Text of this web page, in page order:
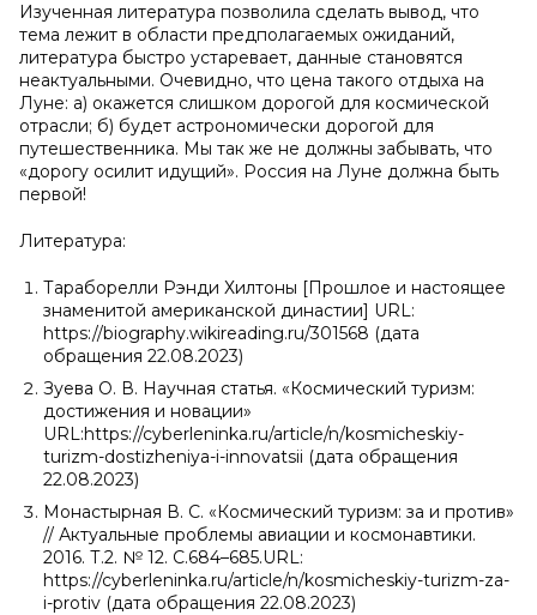
Изученная литература позволила сделать вывод, что
тема лежит в области предполагаемых ожиданий,
литература быстро устаревает, данные становятся
неактуальными. Очевидно, что цена такого отдыха на
Луне: а) окажется слишком дорогой для космической
отрасли; б) будет астрономически дорогой для
путешественника. Мы так же не должны забывать, что
«дорогу осилит идущий». Россия на Луне должна быть
первой!
Литература:
Тараборелли Рэнди Хилтоны [Прошлое и настоящее
знаменитой американской династии] URL:
https://biography.wikireading.ru/301568 (дата
обращения 22.08.2023)
Зуева О. В. Научная статья. «Космический туризм:
достижения и новации»
URL:https://cyberleninka.ru/article/n/kosmicheskiy-
turizm-dostizheniya-i-innovatsii (дата обращения
22.08.2023)
Монастырная В. С. «Космический туризм: за и против»
// Актуальные проблемы авиации и космонавтики.
2016. Т.2. № 12. С.684–685.URL:
https://cyberleninka.ru/article/n/kosmicheskiy-turizm-za-
i-protiv (дата обращения 22.08.2023)